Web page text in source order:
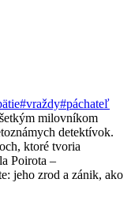
#vraždy#páchateľ
milovníkom
detektívok.
ktoré tvoria
Poirota –
jeho zrod a zánik, ako